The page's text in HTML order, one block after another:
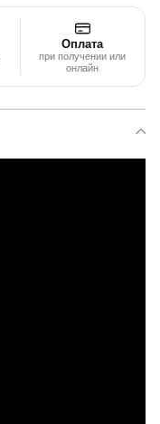
Оплата
при получении или
онлайн